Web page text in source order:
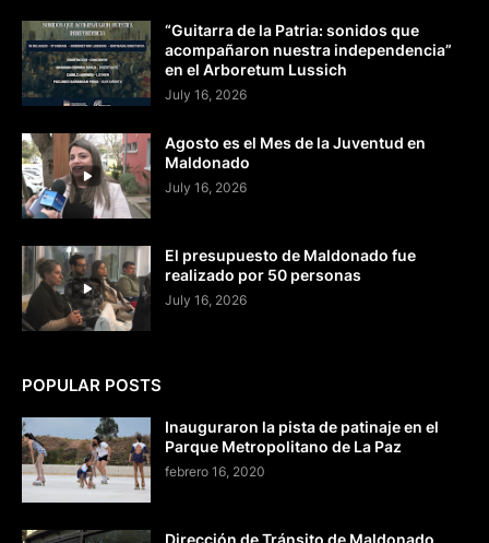
“Guitarra de la Patria: sonidos que
acompañaron nuestra independencia”
en el Arboretum Lussich
July 16, 2026
Agosto es el Mes de la Juventud en
Maldonado
July 16, 2026
El presupuesto de Maldonado fue
realizado por 50 personas
July 16, 2026
POPULAR POSTS
Inauguraron la pista de patinaje en el
Parque Metropolitano de La Paz
febrero 16, 2020
Dirección de Tránsito de Maldonado